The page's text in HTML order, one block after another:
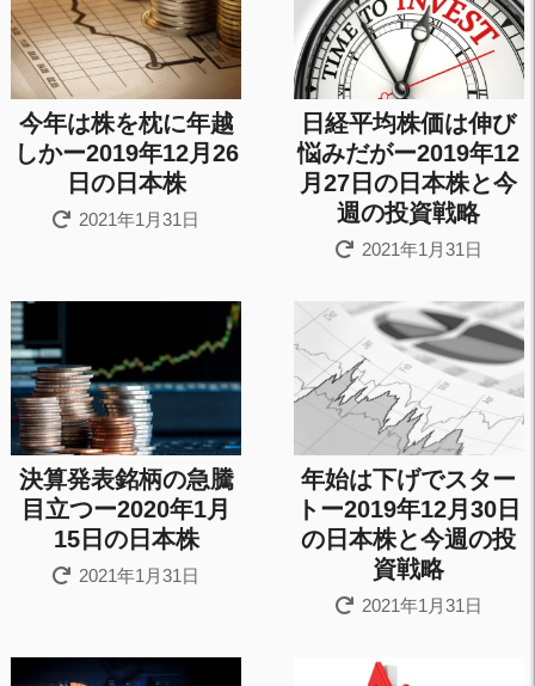
今年は株を枕に年越
しかー2019年12月26
日の日本株
2021年1月31日
日経平均株価は伸び
悩みだがー2019年12
月27日の日本株と今
週の投資戦略
2021年1月31日
決算発表銘柄の急騰
目立つー2020年1月
15日の日本株
2021年1月31日
年始は下げでスター
トー2019年12月30日
の日本株と今週の投
資戦略
2021年1月31日